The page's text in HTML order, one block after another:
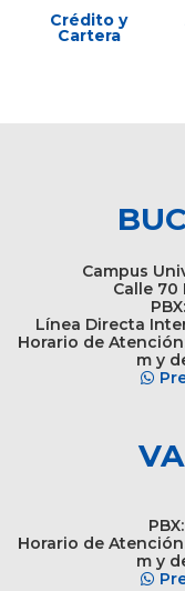
Crédito y
Cartera
Campus
Calle 70
Línea Directa
Horario de
m y
Horario de
m y